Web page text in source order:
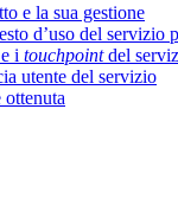
e la sua gestione
d’uso del servizio
i touchpointdel
utente del servizio